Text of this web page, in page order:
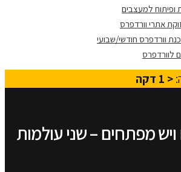
ופיתוח למעצבים
אתרי וורדפרס
וורדפרס חודשי/שבועי
לוורדפרס
< 1 דקה
ויש מפתחים – שני עולמות